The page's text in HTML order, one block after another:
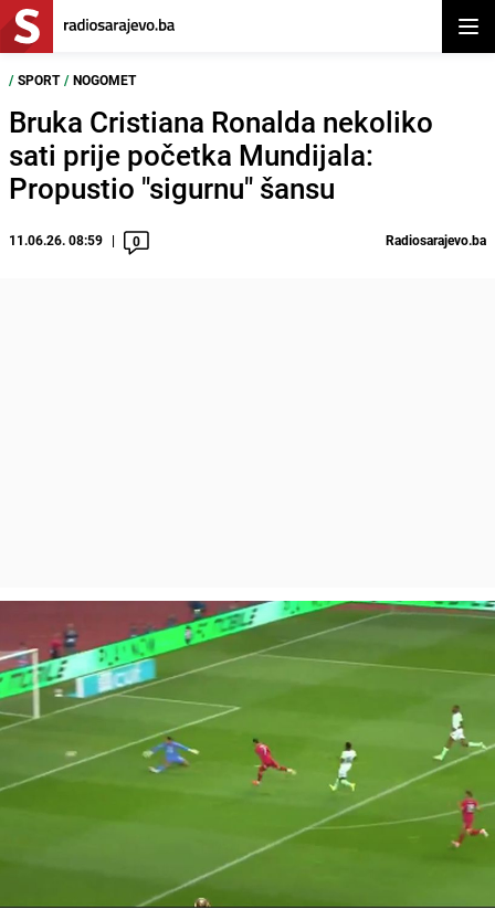
/ SPORT / NOGOMET
Bruka Cristiana Ronalda nekoliko
sati prije početka Mundijala:
Propustio "sigurnu" šansu
11.06.26. 08:59 0 Radiosarajevo.ba